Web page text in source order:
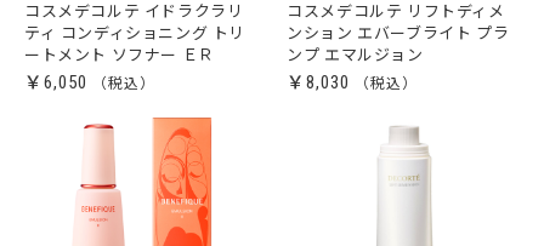
コスメデコルテ イドラクラリ
ティ コンディショニング トリ
ートメント ソフナー ＥＲ
￥6,050
コスメデコルテ リフトディメ
ンション エバーブライト プラ
ンプ エマルジョン
￥8,030